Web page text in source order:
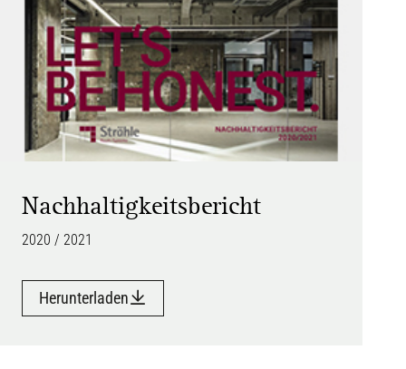
Nachhaltigkeitsbericht
2020 / 2021
Herunterladen